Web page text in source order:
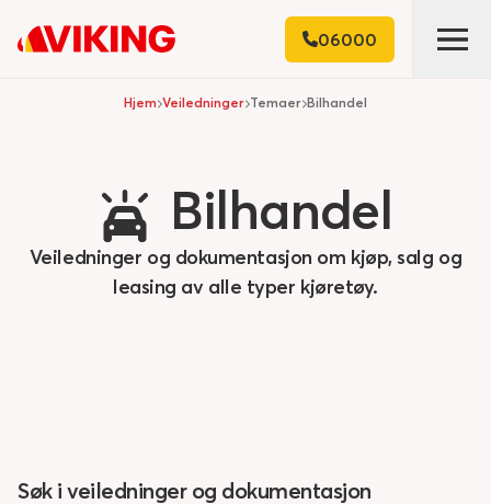
06000
Hjem Veiledninger Temaer Bilhandel
Bilhandel
Veiledninger og dokumentasjon om kjøp, salg og
leasing av alle typer kjøretøy.
Søk i veiledninger og dokumentasjon